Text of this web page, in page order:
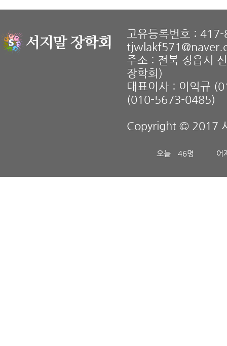
고유등록번호 :
주소 : 전북 정읍시
장학회)
대표이사 : 이익규
(010-5673-0485)
Copyright © 2017
오늘 46명 어